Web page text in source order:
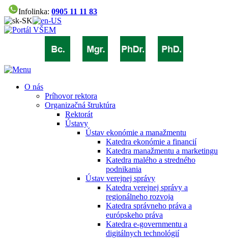
Infolinka: 0905 11 11 83
O nás
Príhovor rektora
Organizačná štruktúra
Rektorát
Ústavy
Ústav ekonómie a manažmentu
Katedra ekonómie a financií
Katedra manažmentu a marketingu
Katedra malého a stredného
podnikania
Ústav verejnej správy
Katedra verejnej správy a
regionálneho rozvoja
Katedra správneho práva a
európskeho práva
Katedra e-governmentu a
digitálnych technológií